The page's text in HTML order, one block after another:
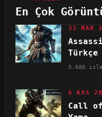
En Çok
31 MAR
Türkçe
3.686
6 KAS
Call of